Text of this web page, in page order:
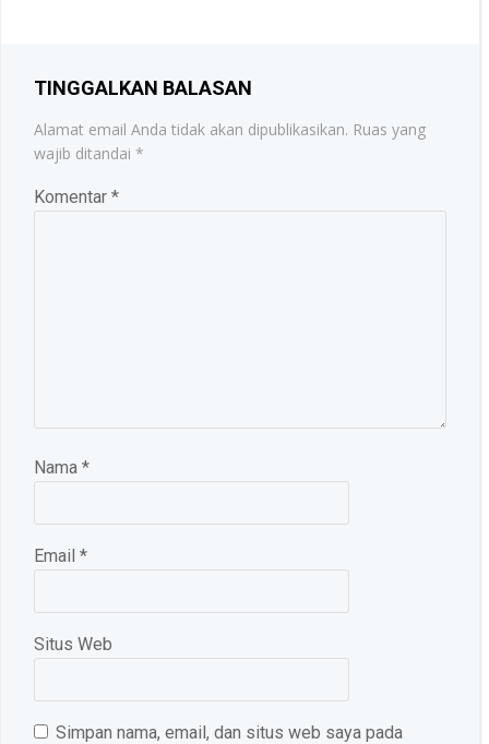
TINGGALKAN BALASAN
Alamat email Anda tidak akan dipublikasikan. Ruas yang
wajib ditandai *
Komentar *
Nama *
Email *
Situs Web
Simpan nama, email, dan situs web saya pada